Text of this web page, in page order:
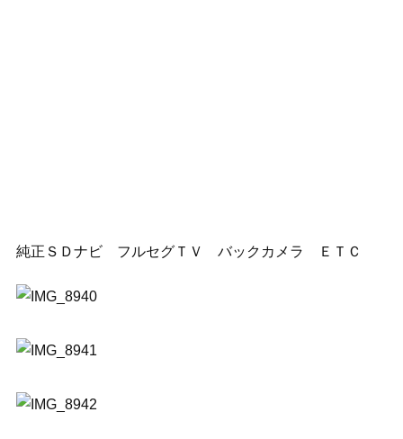
純正ＳＤナビ フルセグＴＶ バックカメラ ＥＴＣ